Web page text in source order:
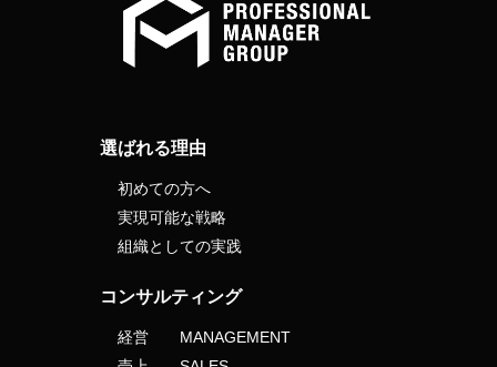
選ばれる理由
初めての方へ
実現可能な戦略
組織としての実践
コンサルティング
経営 MANAGEMENT